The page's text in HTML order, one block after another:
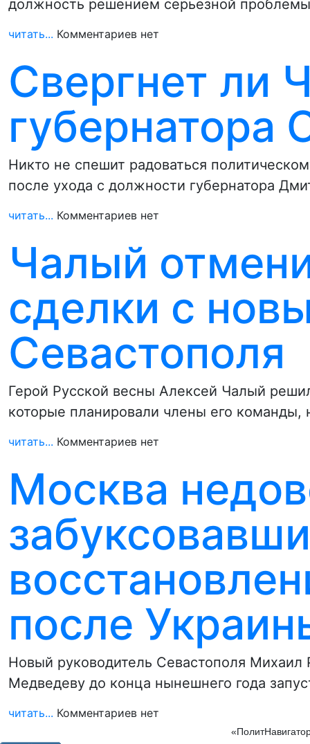
должность решением серьезной проблемы
читать... Комментариев нет
Свергнет ли
губернатора
Никто не спешит радоваться
после ухода с должности губернатора
читать... Комментариев нет
Чалый
сделки с
Севастополя
Герой Русской весны Алексей Чалый
которые планировали члены его
читать... Комментариев нет
Москва
после
Новый руководитель Севастополя
Медведеву до конца нынешнего года
читать... Комментариев нет